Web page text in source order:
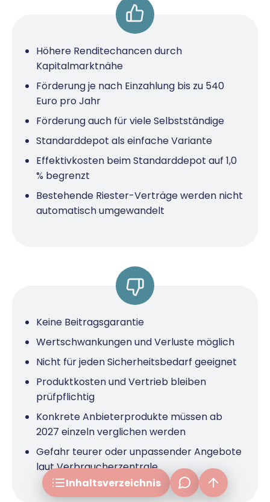
Höhere Renditechancen durch
Kapitalmarktnähe
Förderung je nach Einzahlung bis zu 540
Euro pro Jahr
Förderung auch für viele Selbstständige
Standarddepot als einfache Variante
Effektivkosten beim Standarddepot auf 1,0
% begrenzt
Bestehende Riester-Verträge werden nicht
automatisch umgewandelt
Keine Beitragsgarantie
Wertschwankungen und Verluste möglich
Nicht für jeden Sicherheitsbedarf geeignet
Produktkosten und Vertrieb bleiben
prüfpflichtig
Konkrete Anbieterprodukte müssen ab
2027 einzeln verglichen werden
Gefahr teurer oder unpassender Angebote
laut Verbraucherzentrale
Was ist ein Altersvorsorgedepot?
Für wen lohnt es sich?
Anbieter: Wartelisten
Altersvorsorgedepot oder ETF-Sparplan
Inhalts­verzeichnis
frage[at]fuer-gruender.de